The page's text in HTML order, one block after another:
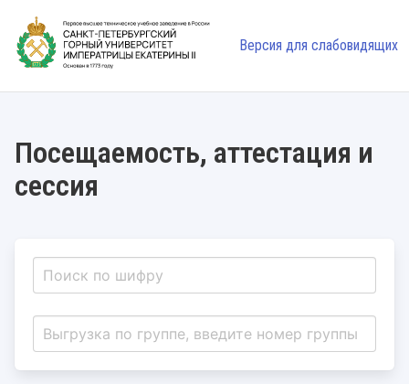
Версия для слабовидящих
Посещаемость, аттестация и
сессия